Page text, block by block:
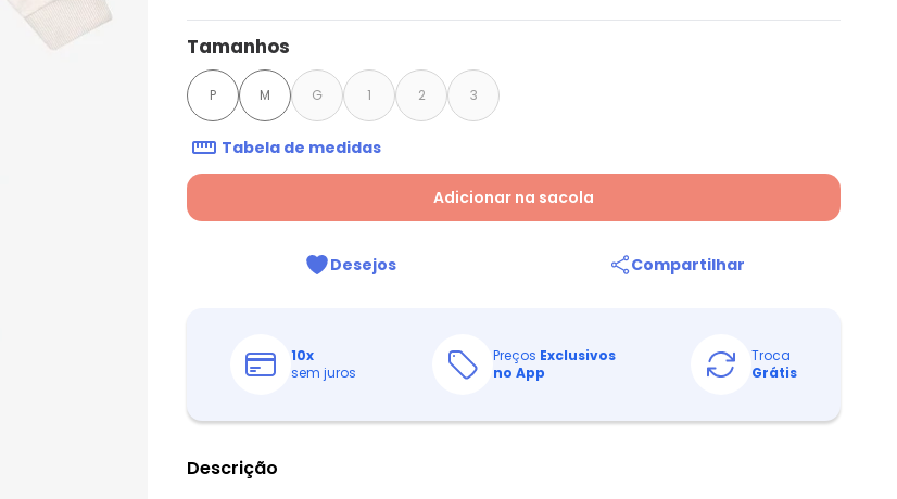
Tamanhos
P M G 1 2 3
Tabela de medidas
Adicionar na sacola
Desejos Compartilhar
10x
sem juros
Preços Exclusivos
no App
Troca
Grátis
Descrição